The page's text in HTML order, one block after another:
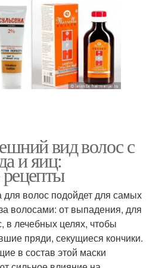
вид волос с
и яиц:
волос подойдет для самых
волосами: от выпадения, для
в лечебных целях, чтобы
пряди, секущиеся кончики.
в состав этой маски